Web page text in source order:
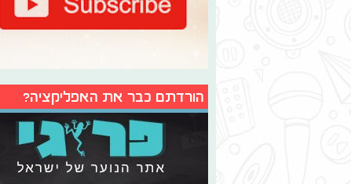
הורדתם כבר את האפליקציה?